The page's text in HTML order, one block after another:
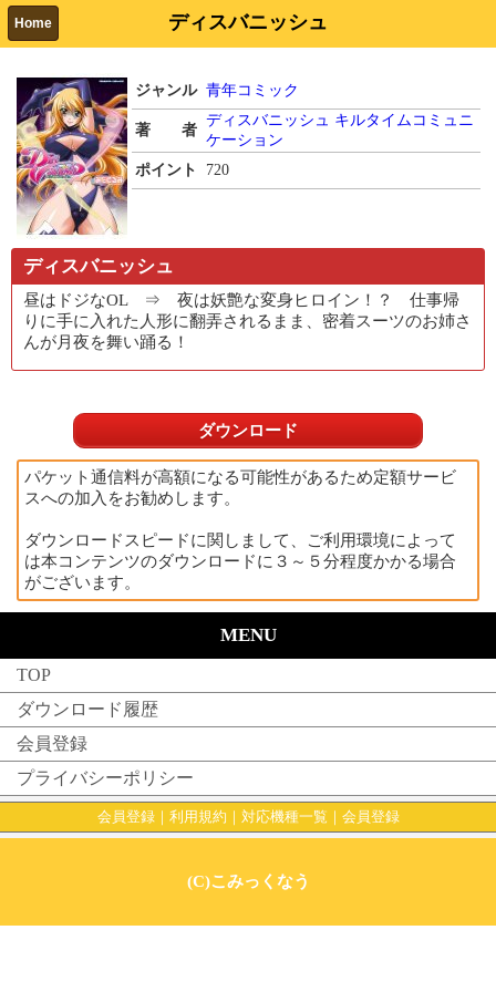
Home ディスバニッシュ
ジャンル 青年コミック
著 者
ディスバニッシュ キルタイムコミュニ
ケーション
ポイント
720
ディスバニッシュ
昼はドジなOL ⇒ 夜は妖艶な変身ヒロイン！？ 仕事帰
りに手に入れた人形に翻弄されるまま、密着スーツのお姉さ
んが月夜を舞い踊る！
ダウンロード
パケット通信料が高額になる可能性があるため定額サービ
スへの加入をお勧めします。
ダウンロードスピードに関しまして、ご利用環境によって
は本コンテンツのダウンロードに３～５分程度かかる場合
がございます。
MENU
TOP
ダウンロード履歴
会員登録
プライバシーポリシー
会員登録｜ 利用規約 ｜ 対応機種一覧 ｜ 会員登録
(C)こみっくなう